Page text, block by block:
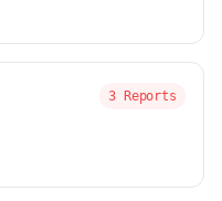
3 Reports